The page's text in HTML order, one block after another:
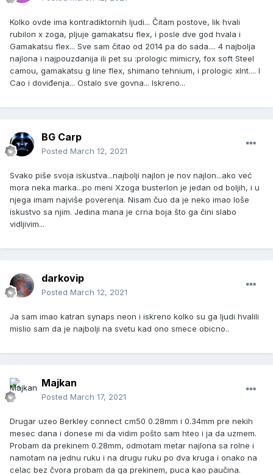
Kolko ovde ima kontradiktornih ljudi... Čitam postove, lik hvali
rubilon x zoga, pljuje gamakatsu flex, i posle dve god hvala i
Gamakatsu flex... Sve sam čitao od 2014 pa do sada.... 4 najbolja
najlona i najpouzdanija ili pet su :prologic mimicry, fox soft Steel
camou, gamakatsu g line flex, shimano tehnium, i prologic xlnt.... I
Cao i doviđenja... Ostalo sve govna... Iskreno...
BG Carp
Posted March 12, 2021
Svako piše svoja iskustva...najbolji najlon je nov najlon...ako već
mora neka marka...po meni Xzoga busterlon je jedan od boljih, i u
njega imam najviše poverenja. Nisam čuo da je neko imao loše
iskustvo sa njim. Jedina mana je crna boja što ga čini slabo
vidljivim...
darkovip
Posted March 12, 2021
Ja sam imao katran synaps neon i iskreno kolko su ga ljudi hvalili
mislio sam da je najbolji na svetu kad ono smece obicno..
Majkan
Posted March 17, 2021
Drugar uzeo Berkley connect cm50 0.28mm i 0.34mm pre nekih
mesec dana i donese mi da vidim pošto sam hteo i ja da uzmem.
Probam da prekinem 0.28mm, odmotam metar najlona sa rolne i
namotam na jednu ruku i na drugu ruku po dva kruga i onako na
celac bez čvora probam da ga prekinem, puca kao paučina.